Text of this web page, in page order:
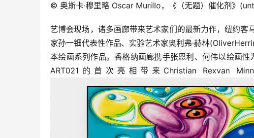
© 奥斯卡·穆里略 Oscar Murillo，《（无题）催化剂》
艺博会现场，诸多画廊带来艺术家们的最新力作，纽约
家孙一钿代表性作品、实验艺术家奥利弗·赫林
本绘画系列作品。香格纳画廊携手张恩利、何伟以绘画
ART021的首次亮相带来Christian Rexvan